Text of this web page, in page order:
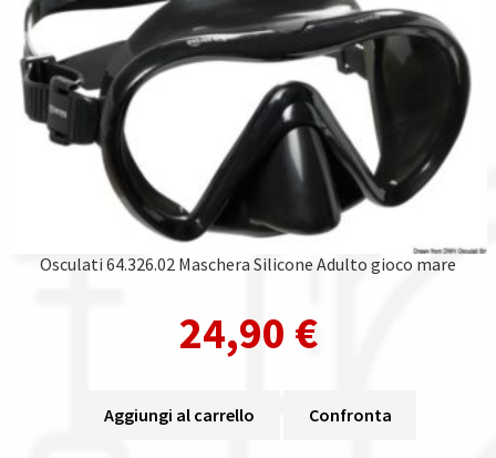
Osculati 64.326.02 Maschera Silicone Adulto gioco mare
24,90 €
Aggiungi al carrello Confronta